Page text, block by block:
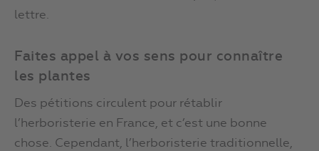
lettre.
Faites appel à vos sens pour connaître
les plantes
Des pétitions circulent pour rétablir
l’herboristerie en France, et c’est une bonne
chose. Cependant, l’herboristerie traditionnelle,